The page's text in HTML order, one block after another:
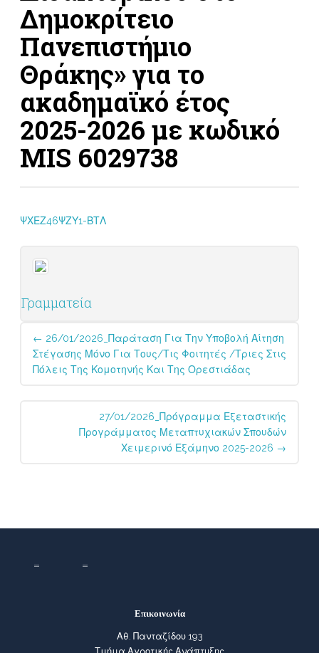
Δημοκρίτειο
Πανεπιστήμιο
Θράκης» για το
ακαδημαϊκό έτος
2025-2026 με κωδικό
ΜIS 6029738
ΨΧΕΖ46ΨΖΥ1-ΒΤΛ
Γραμματεία
Post
navigation
← 26/01/2026_Παράταση Για Την Υποβολή Αίτηση
Στέγασης Μόνο Για Τους/τις Φοιτητές /τριες Στις
Πόλεις Της Κομοτηνής Και Της Ορεστιάδας
27/01/2026_Πρόγραμμα Εξεταστικής
Προγράμματος Μεταπτυχιακών Σπουδών
Χειμερινό Εξάμηνο 2025-2026 →
Επικοινωνία
Αθ. Πανταζίδου 193